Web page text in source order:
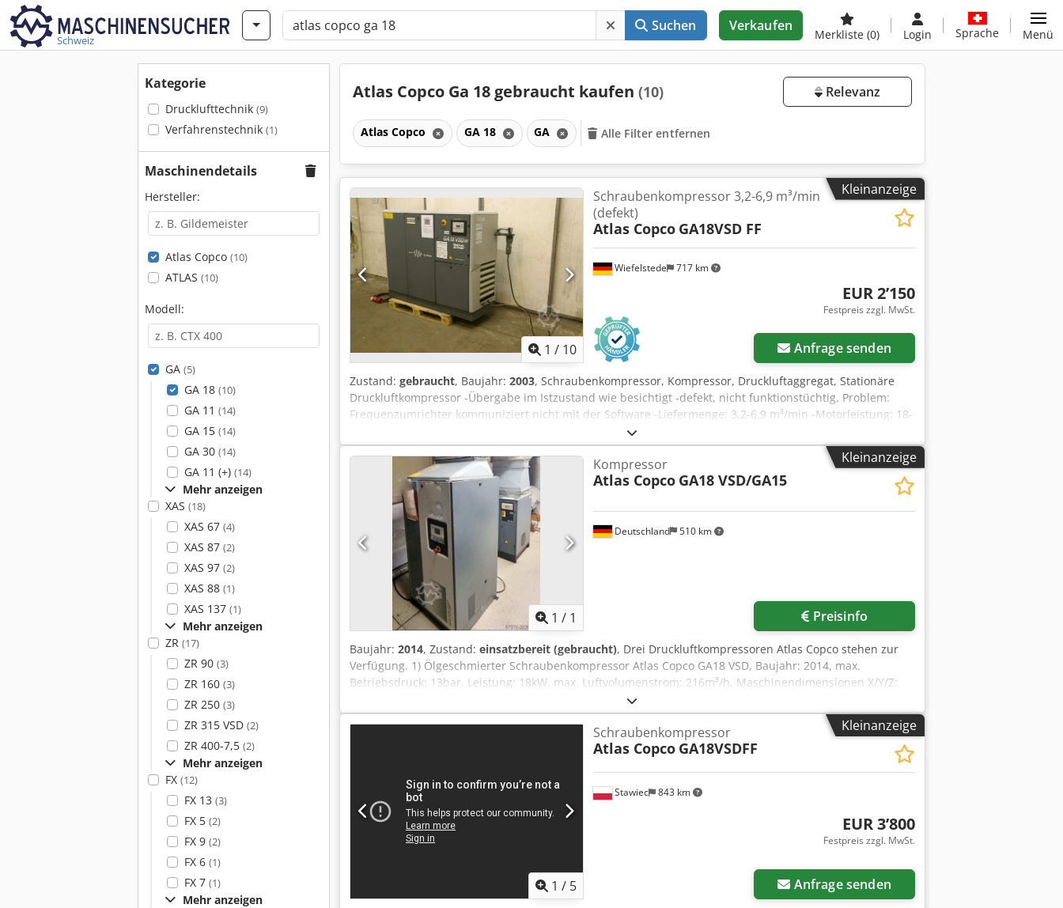
Schweiz
Suchen Verkaufen
Merkliste (0) Login Sprache Menü
Kategorie
Drucklufttechnik (9)
Verfahrenstechnik (1)
Maschinendetails
Hersteller:
Atlas Copco (10)
ATLAS (10)
Modell:
GA (5)
GA 18 (10)
GA 11 (14)
GA 15 (14)
GA 30 (14)
GA 11 (+) (14)
Mehr anzeigen
XAS (18)
XAS 67 (4)
XAS 87 (2)
XAS 97 (2)
XAS 88 (1)
XAS 137 (1)
Mehr anzeigen
ZR (17)
ZR 90 (3)
ZR 160 (3)
ZR 250 (3)
ZR 315 VSD (2)
ZR 400-7,5 (2)
Mehr anzeigen
FX (12)
FX 13 (3)
FX 5 (2)
FX 9 (2)
FX 6 (1)
FX 7 (1)
Mehr anzeigen
Atlas Copco Ga 18 gebraucht kaufen (10) Relevanz
Atlas Copco GA 18 GA Alle Filter entfernen
Kleinanzeige
1 / 10
Wiefelstede 717 km
Schraubenkompressor 3,2-6,9 m³/min
(defekt)
Atlas Copco GA18VSD FF
EUR 2’150
Festpreis zzgl. MwSt.
Anfrage senden
Zustand: gebraucht, Baujahr: 2003, Schraubenkompressor, Kompressor, Druckluftaggregat, Stationäre
Druckluftkompressor -Übergabe im Istzustand wie besichtigt -defekt, nicht funktionstüchtig, Problem:
Frequenzumrichter kommuniziert nicht mit der Software -Liefermenge: 3,2-6,9 m³/min -Motorleistung: 18-
24 kW Csdpfx Ahjhabk Dsforf -Aufbau: gekapselt -max. Druck: 12,75 bar -Betriebsstunden: 108252 h -
Laststunden: 30754 h -Baujahr: 2003 -Abmessungen: 1850/850/H1900 mm -Gewicht: 592 kg
Kleinanzeige
1 / 1
Deutschland 510 km
Kompressor
Atlas Copco GA18 VSD/GA15
Preisinfo
Baujahr: 2014, Zustand: einsatzbereit (gebraucht), Drei Druckluftkompressoren Atlas Copco stehen zur
Verfügung. 1) Ölgeschmierter Schraubenkompressor Atlas Copco GA18 VSD, Baujahr: 2014, max.
Betriebsdruck: 13bar, Leistung: 18kW, max. Luftvolumenstrom: 216m³/h, Maschinendimensionen X/Y/Z:
ca. 1300mm/900mm/1500mm, Gewicht: ca. 550kg, Betriebsstunden: ca. 69000h. 2) Ölgeschmierter
Schraubenkompressor Atlas Copco GA15, Baujahr: 1998, max. Betriebsdruck: 13bar, Leistung: 15kW, max.
Luftvolumenstrom: 155m³/h, Maschinendimensionen X/Y/Z: ca. 1900mm/700mm/1600mm, Gewicht: ca.
400kg, Betriebsstunden: ca. 69000h. 3) Ölgeschmierter Schraubenkompressor Atlas Copco GA15 als
Ersatzteilspender. Dokumentation vorhanden. Eine Besichtigung vor Ort ist möglich. Credpfszipgvox Ahfsf
Kleinanzeige
1 / 5
Stawiec 843 km
Schraubenkompressor
Atlas Copco GA18VSDFF
EUR 3’800
Festpreis zzgl. MwSt.
Anfrage senden